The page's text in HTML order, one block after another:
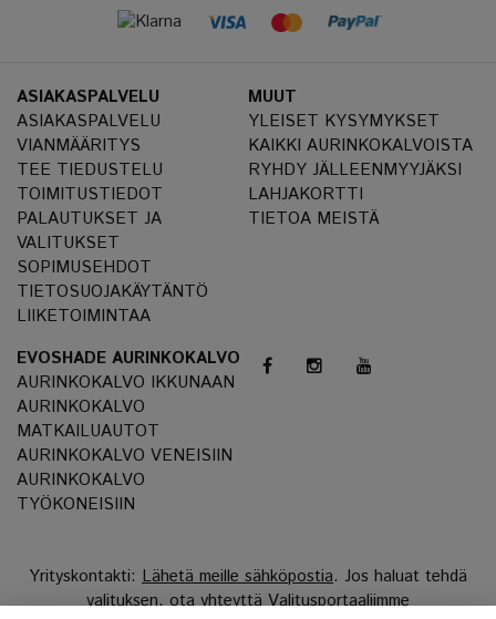
ASIAKASPALVELU
ASIAKASPALVELU
VIANMÄÄRITYS
TEE TIEDUSTELU
TOIMITUSTIEDOT
PALAUTUKSET JA
VALITUKSET
SOPIMUSEHDOT
TIETOSUOJAKÄYTÄNTÖ
LIIKETOIMINTAA
MUUT
YLEISET KYSYMYKSET
KAIKKI AURINKOKALVOISTA
RYHDY JÄLLEENMYYJÄKSI
LAHJAKORTTI
TIETOA MEISTÄ
EVOSHADE AURINKOKALVO
AURINKOKALVO IKKUNAAN
AURINKOKALVO
MATKAILUAUTOT
AURINKOKALVO VENEISIIN
AURINKOKALVO
TYÖKONEISIIN
Yrityskontakti: Lähetä meille sähköpostia. Jos haluat tehdä
valituksen, ota yhteyttäValitusportaaliimme